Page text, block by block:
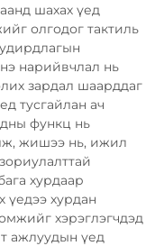
шахах үед
олгодог тактиль
нарийвчлал нь
зардал шаарддаг
тусгайлан ач
функц нь
жишээ нь, ижил
хурдаар
үедээ хурдан
хэрэглэгчдэд
ажлуудын үед